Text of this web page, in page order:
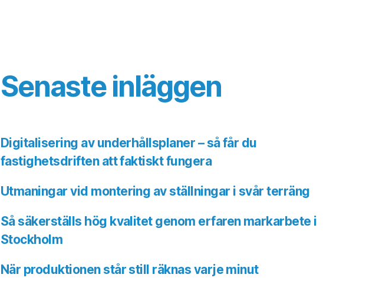
Senaste inläggen
Digitalisering av underhållsplaner – så får du
fastighetsdriften att faktiskt fungera
Utmaningar vid montering av ställningar i svår terräng
Så säkerställs hög kvalitet genom erfaren markarbete i
Stockholm
När produktionen står still räknas varje minut